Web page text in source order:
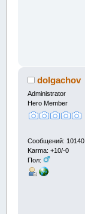
dolgachov
Administrator
Hero Member
Сообщений: 10140
Karma: +10/-0
Пол: